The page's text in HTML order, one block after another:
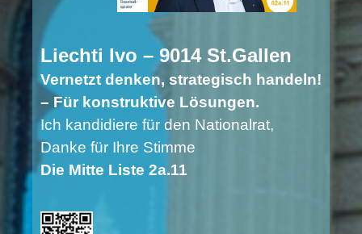
Liechti Ivo – 9014 St.Gallen
Vernetzt denken, strategisch handeln!
– Für konstruktive Lösungen.
Ich kandidiere für den Nationalrat,
Danke für Ihre Stimme
Die Mitte Liste 2a.11